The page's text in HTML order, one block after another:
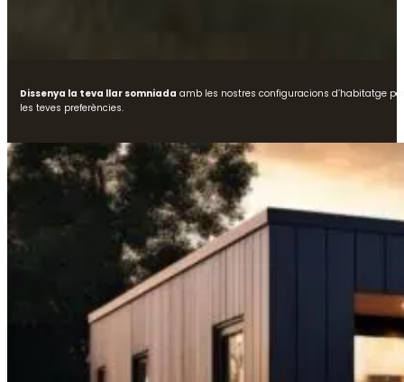
Dissenya la teva llar somniada amb les nostres configuracions d’habitatge
les teves preferències.